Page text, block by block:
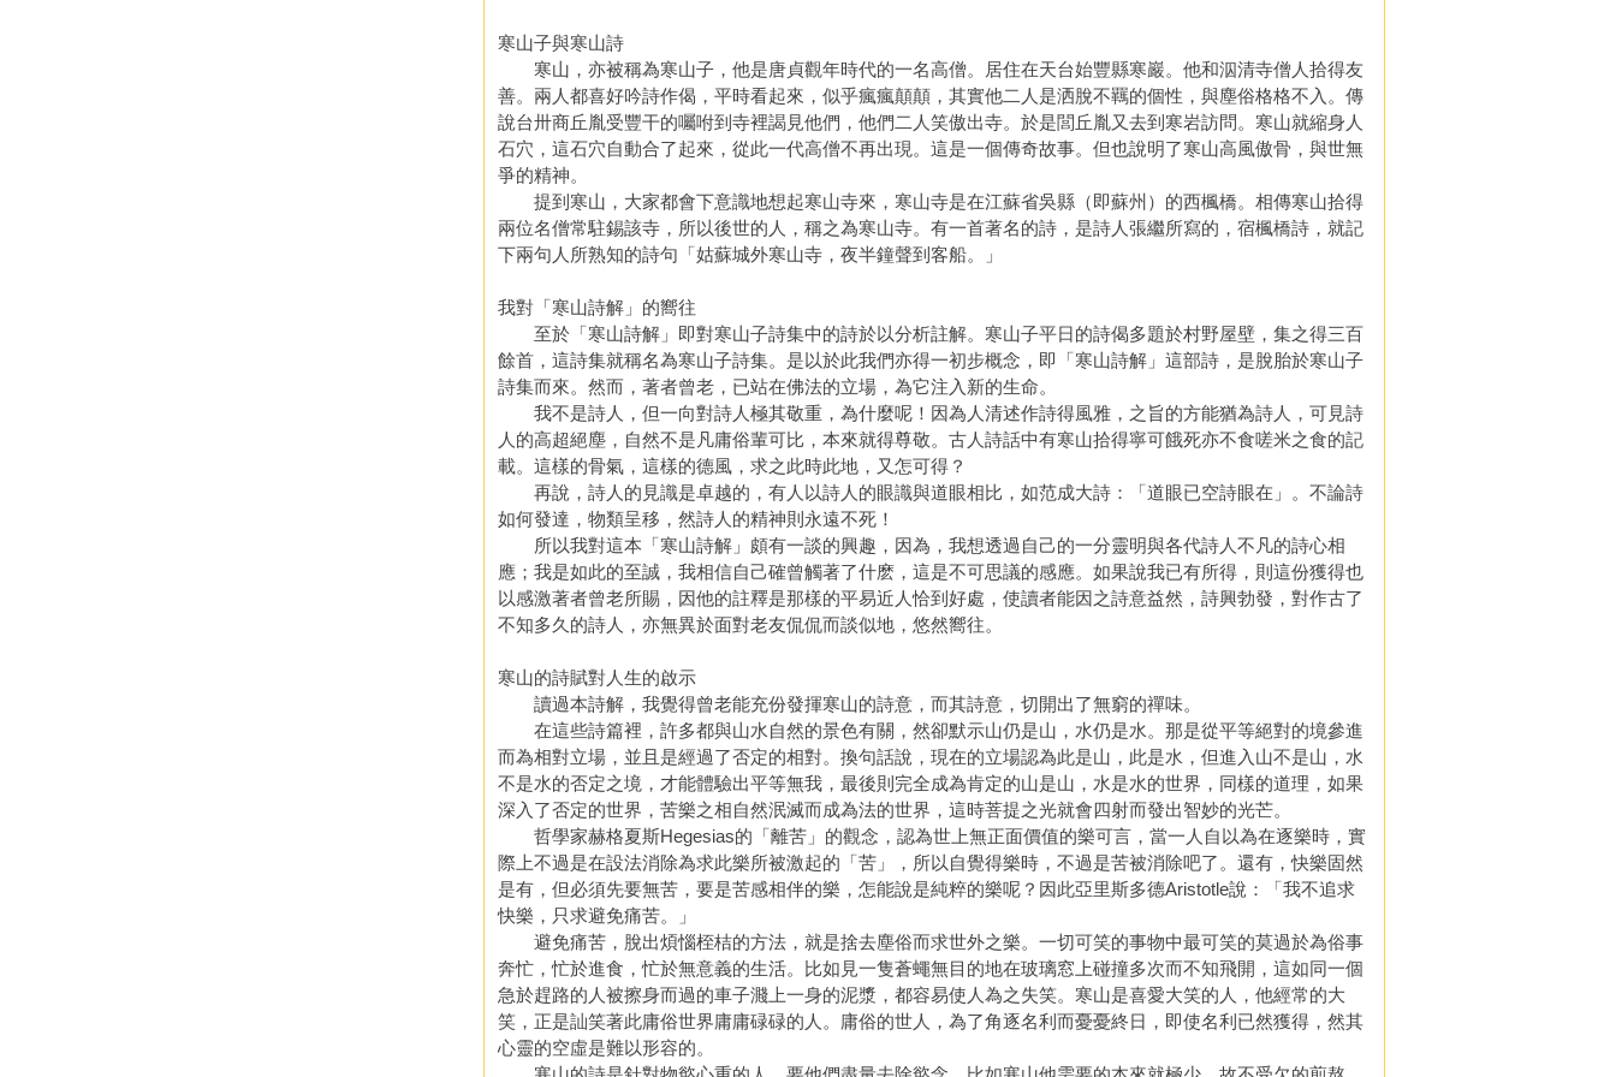
寒山子與寒山詩
寒山，亦被稱為寒山子，他是唐貞觀年時代的一名高僧。居住在天台始豐縣寒巖。他和泅清寺僧人拾得友
善。兩人都喜好吟詩作偈，平時看起來，似乎瘋瘋顛顛，其實他二人是洒脫不羈的個性，與塵俗格格不入。傳
說台卅商丘胤受豐干的囑咐到寺裡謁見他們，他們二人笑傲出寺。於是閭丘胤又去到寒岩訪問。寒山就縮身人
石穴，這石穴自動合了起來，從此一代高僧不再出現。這是一個傳奇故事。但也說明了寒山高風傲骨，與世無
爭的精神。
提到寒山，大家都會下意識地想起寒山寺來，寒山寺是在江蘇省吳縣（即蘇州）的西楓橋。相傳寒山拾得
兩位名僧常駐錫該寺，所以後世的人，稱之為寒山寺。有一首著名的詩，是詩人張繼所寫的，宿楓橋詩，就記
下兩句人所熟知的詩句「姑蘇城外寒山寺，夜半鐘聲到客船。」
我對「寒山詩解」的嚮往
至於「寒山詩解」即對寒山子詩集中的詩於以分析註解。寒山子平日的詩偈多題於村野屋壁，集之得三百
餘首，這詩集就稱名為寒山子詩集。是以於此我們亦得一初步概念，即「寒山詩解」這部詩，是脫胎於寒山子
詩集而來。然而，著者曾老，已站在佛法的立場，為它注入新的生命。
我不是詩人，但一向對詩人極其敬重，為什麼呢！因為人清述作詩得風雅，之旨的方能猶為詩人，可見詩
人的高超絕塵，自然不是凡庸俗輩可比，本來就得尊敬。古人詩話中有寒山拾得寧可餓死亦不食嗟米之食的記
載。這樣的骨氣，這樣的德風，求之此時此地，又怎可得？
再說，詩人的見識是卓越的，有人以詩人的眼識與道眼相比，如范成大詩：「道眼已空詩眼在」。不論詩
如何發達，物類呈移，然詩人的精神則永遠不死！
所以我對這本「寒山詩解」頗有一談的興趣，因為，我想透過自己的一分靈明與各代詩人不凡的詩心相
應；我是如此的至誠，我相信自己確曾觸著了什麽，這是不可思議的感應。如果說我已有所得，則這份獲得也
以感激著者曾老所賜，因他的註釋是那樣的平易近人恰到好處，使讀者能因之詩意益然，詩興勃發，對作古了
不知多久的詩人，亦無異於面對老友侃侃而談似地，悠然嚮往。
寒山的詩賦對人生的啟示
讀過本詩解，我覺得曾老能充份發揮寒山的詩意，而其詩意，切開出了無窮的禪味。
在這些詩篇裡，許多都與山水自然的景色有關，然卻默示山仍是山，水仍是水。那是從平等絕對的境參進
而為相對立場，並且是經過了否定的相對。換句話說，現在的立場認為此是山，此是水，但進入山不是山，水
不是水的否定之境，才能體驗出平等無我，最後則完全成為肯定的山是山，水是水的世界，同樣的道理，如果
深入了否定的世界，苦樂之相自然泯滅而成為法的世界，這時菩提之光就會四射而發出智妙的光芒。
哲學家赫格夏斯Hegesias的「離苦」的觀念，認為世上無正面價值的樂可言，當一人自以為在逐樂時，實
際上不過是在設法消除為求此樂所被激起的「苦」，所以自覺得樂時，不過是苦被消除吧了。還有，快樂固然
是有，但必須先要無苦，要是苦感相伴的樂，怎能說是純粹的樂呢？因此亞里斯多德Aristotle說：「我不追求
快樂，只求避免痛苦。」
避免痛苦，脫出煩惱桎桔的方法，就是捨去塵俗而求世外之樂。一切可笑的事物中最可笑的莫過於為俗事
奔忙，忙於進食，忙於無意義的生活。比如見一隻蒼蠅無目的地在玻璃窓上碰撞多次而不知飛開，這如同一個
急於趕路的人被擦身而過的車子濺上一身的泥漿，都容易使人為之失笑。寒山是喜愛大笑的人，他經常的大
笑，正是訕笑著此庸俗世界庸庸碌碌的人。庸俗的世人，為了角逐名利而憂憂終日，即使名利已然獲得，然其
心靈的空虛是難以形容的。